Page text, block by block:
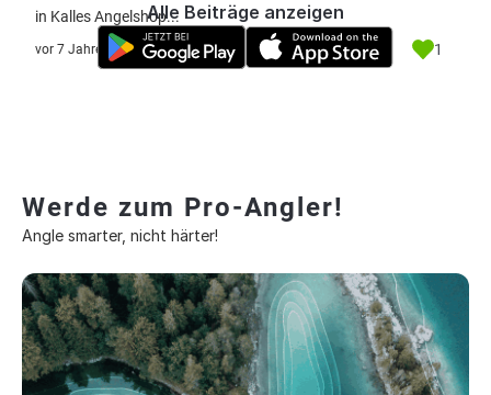
in Kalles Angelshop...
vor 7 Jahre 1
Alle Beiträge anzeigen
Werde zum Pro-Angler!
Angle smarter, nicht härter!